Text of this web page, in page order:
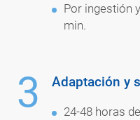
Por ingestión
min.
3 Adaptación y
24-48 horas